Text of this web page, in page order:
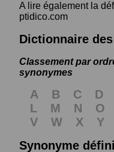
A lire également la
ptidico.com
Dictionnaire
Classement par
synonymes
A B C D
L
M N O
V
W X Y
Synonyme